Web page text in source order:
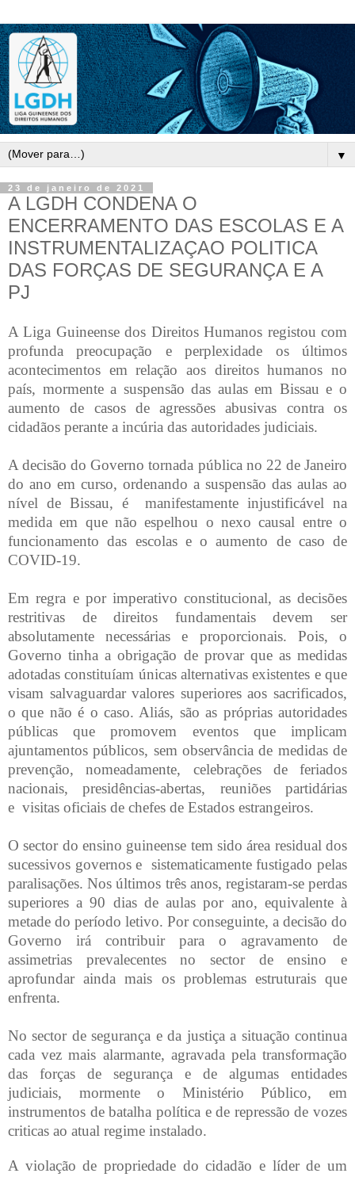
▼
23 de janeiro de 2021
A LGDH CONDENA O
ENCERRAMENTO DAS ESCOLAS E A
INSTRUMENTALIZAÇAO POLITICA
DAS FORÇAS DE SEGURANÇA E A
PJ
A Liga Guineense dos Direitos Humanos registou com
profunda preocupação e perplexidade os últimos
acontecimentos em relação aos direitos humanos no
país, mormente a suspensão das aulas em Bissau e o
aumento de casos de agressões abusivas contra os
cidadãos perante a incúria das autoridades judiciais.
A decisão do Governo tornada pública no 22 de Janeiro
do ano em curso, ordenando a suspensão das aulas ao
nível de Bissau, é manifestamente injustificável na
medida em que não espelhou o nexo causal entre o
funcionamento das escolas e o aumento de caso de
COVID-19.
Em regra e por imperativo constitucional, as decisões
restritivas de direitos fundamentais devem ser
absolutamente necessárias e proporcionais. Pois, o
Governo tinha a obrigação de provar que as medidas
adotadas constituíam únicas alternativas existentes e que
visam salvaguardar valores superiores aos sacrificados,
o que não é o caso. Aliás, são as próprias autoridades
públicas que promovem eventos que implicam
ajuntamentos públicos, sem observância de medidas de
prevenção, nomeadamente, celebrações de feriados
nacionais, presidências-abertas, reuniões partidárias
e visitas oficiais de chefes de Estados estrangeiros.
O sector do ensino guineense tem sido área residual dos
sucessivos governos e sistematicamente fustigado pelas
paralisações. Nos últimos três anos, registaram-se perdas
superiores a 90 dias de aulas por ano, equivalente à
metade do período letivo. Por conseguinte, a decisão do
Governo irá contribuir para o agravamento de
assimetrias prevalecentes no sector de ensino e
aprofundar ainda mais os problemas estruturais que
enfrenta.
No sector de segurança e da justiça a situação continua
cada vez mais alarmante, agravada pela transformação
das forças de segurança e de algumas entidades
judiciais, mormente o Ministério Público, em
instrumentos de batalha política e de repressão de vozes
criticas ao atual regime instalado.
A violação de propriedade do cidadão e líder de um